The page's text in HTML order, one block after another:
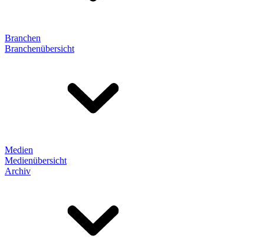
Branchen
Branchenübersicht
Medien
Medienübersicht
Archiv